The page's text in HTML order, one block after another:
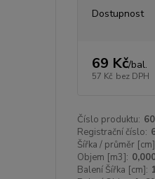
Dostupnost
69 Kč/bal.
57 Kč bez DPH
Číslo produktu:
Registrační číslo:
Šířka / průměr
Objem [m3]:
Balení Šířka [cm]: